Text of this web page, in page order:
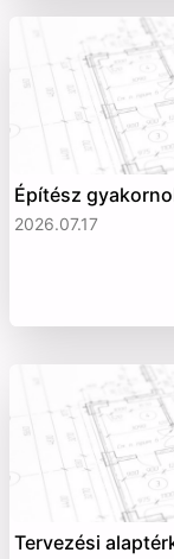
Építész
2026.07.17
Tervezési